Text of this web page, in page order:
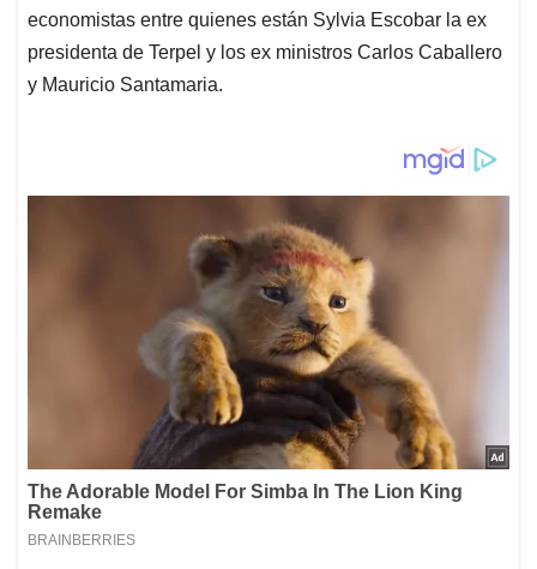
economistas entre quienes están Sylvia Escobar la ex
presidenta de Terpel y los ex ministros Carlos Caballero
y Mauricio Santamaria.